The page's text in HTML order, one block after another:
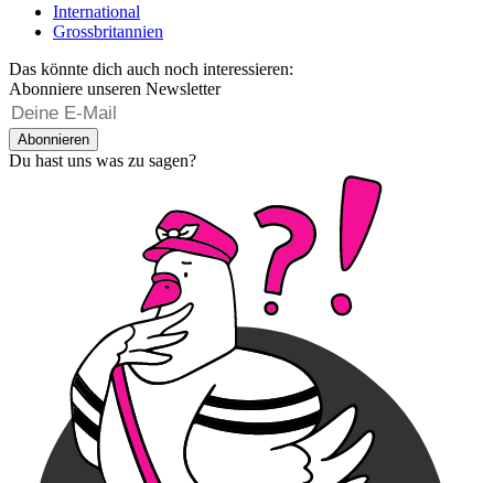
International
Grossbritannien
Das könnte dich auch noch interessieren:
Abonniere unseren Newsletter
Abonnieren
Du hast uns was zu sagen?